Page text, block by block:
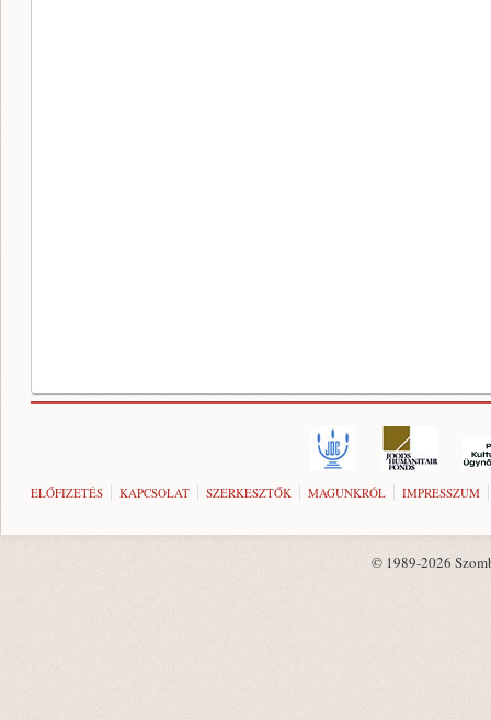
ELŐFIZETÉS KAPCSOLAT SZERKESZTŐK MAGUNKRÓL IMPRESSZUM
© 1989-2026